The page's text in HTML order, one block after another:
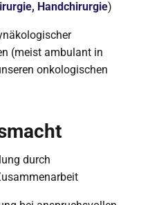
Handchirurgie)
(meist ambulant in
onkologischen
durch